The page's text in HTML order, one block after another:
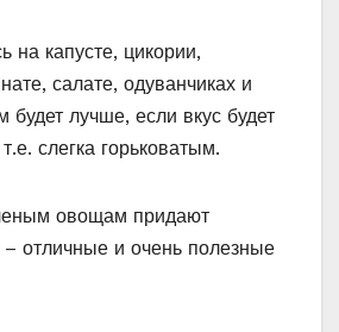
на капусте, цикории,
салате, одуванчиках и
будет лучше, если вкус будет
слегка горьковатым.
овощам придают
отличные и очень полезные